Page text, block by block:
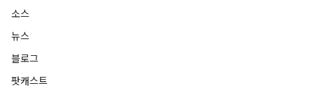
소스
뉴스
블로그
팟캐스트